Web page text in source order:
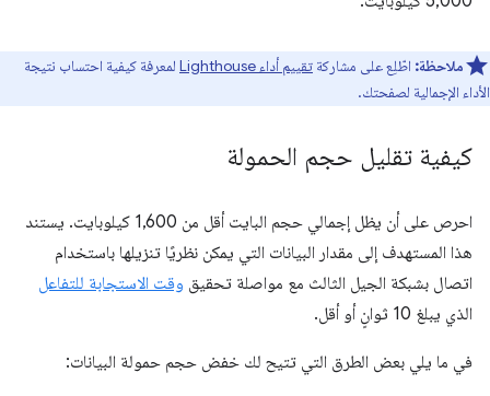
ملاحظة: اطّلِع على مشاركة تقييم أداء Lighthouse
لمعرفة كيفية احتساب نتيجة
الأداء الإجمالية لصفحتك.
كيفية تقليل حجم الحمولة
احرص على أن يظل إجمالي حجم البايت أقل من 1,600 كيلوبايت. يستند
هذا المستهدف إلى مقدار البيانات التي يمكن نظريًا تنزيلها باستخدام
اتصال بشبكة الجيل الثالث مع مواصلة تحقيق وقت الاستجابة للتفاعل
الذي يبلغ 10 ثوانٍ أو أقل.
في ما يلي بعض الطرق التي تتيح لك خفض حجم حمولة البيانات: